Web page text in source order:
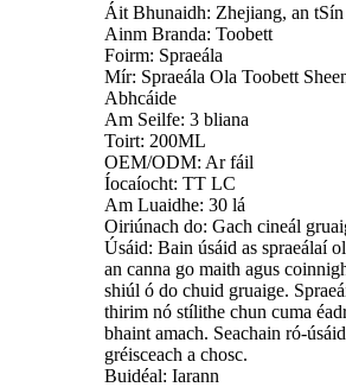
Áit Bhunaidh: Zhejiang, an tSín
Ainm Branda: Toobett
Foirm: Spraeála
Mír: Spraeála Ola Toobett
Abhcáide
Am Seilfe: 3 bliana
Toirt: 200ML
OEM/ODM: Ar fáil
Íocaíocht: TT LC
Am Luaidhe: 30 lá
Oiriúnach do: Gach cineál
Úsáid: Bain úsáid as spraeálaí
an canna go maith agus
shiúl ó do chuid gruaige.
thirim nó stílithe chun cuma
bhaint amach. Seachain ró-
gréisceach a chosc.
Buidéal: Iarann